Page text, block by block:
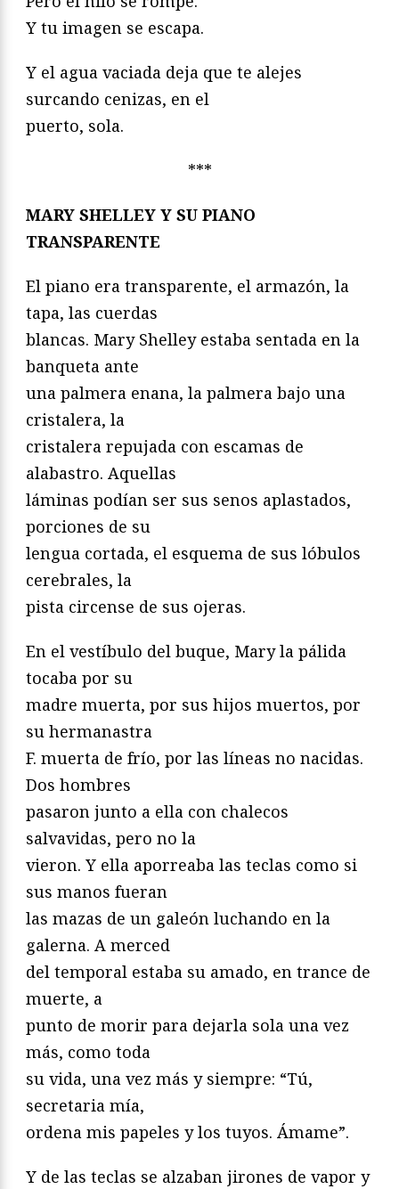
Y tu imagen se escapa.
Y el agua vaciada deja que te alejes
surcando cenizas, en el
puerto, sola.
***
MARY SHELLEY Y SU PIANO
TRANSPARENTE
El piano era transparente, el armazón, la
tapa, las cuerdas
blancas. Mary Shelley estaba sentada en la
banqueta ante
una palmera enana, la palmera bajo una
cristalera, la
cristalera repujada con escamas de
alabastro. Aquellas
láminas podían ser sus senos aplastados,
porciones de su
lengua cortada, el esquema de sus lóbulos
cerebrales, la
pista circense de sus ojeras.
En el vestíbulo del buque, Mary la pálida
tocaba por su
madre muerta, por sus hijos muertos, por
su hermanastra
F. muerta de frío, por las líneas no nacidas.
Dos hombres
pasaron junto a ella con chalecos
salvavidas, pero no la
vieron. Y ella aporreaba las teclas como si
sus manos fueran
las mazas de un galeón luchando en la
galerna. A merced
del temporal estaba su amado, en trance de
muerte, a
punto de morir para dejarla sola una vez
más, como toda
su vida, una vez más y siempre: “Tú,
secretaria mía,
ordena mis papeles y los tuyos. Ámame”.
Y de las teclas se alzaban jirones de vapor y